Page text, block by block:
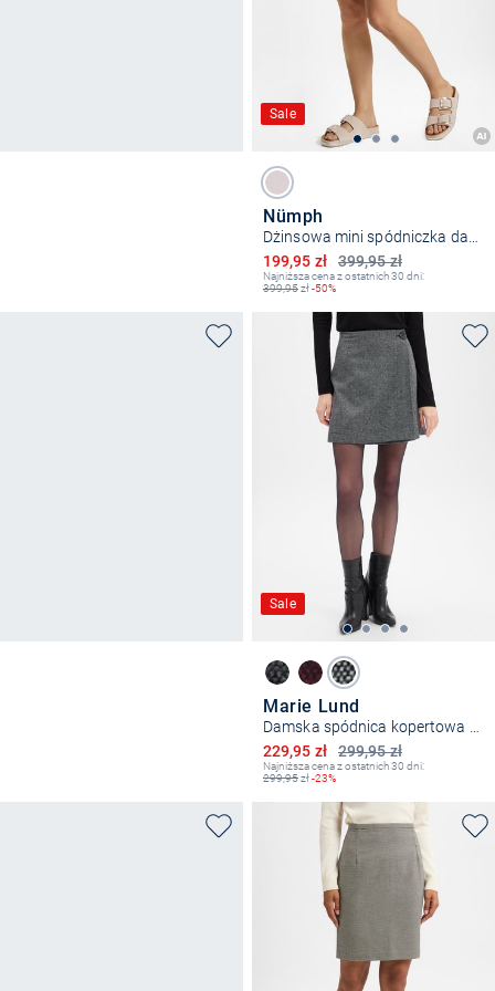
Sale
Nümph
399,95 zł
Obniżona cena
199,95 zł
Najniższa cena z ostatnich 30 dni:
399,95zł-50%
Sale
Marie Lund
299,95 zł
Obniżona cena
229,95 zł
Najniższa cena z ostatnich 30 dni:
299,95zł-23%